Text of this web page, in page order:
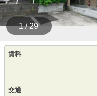
1 / 29
賃料
交通